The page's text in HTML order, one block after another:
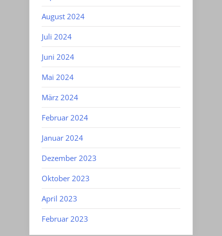
August 2024
Juli 2024
Juni 2024
Mai 2024
März 2024
Februar 2024
Januar 2024
Dezember 2023
Oktober 2023
April 2023
Februar 2023